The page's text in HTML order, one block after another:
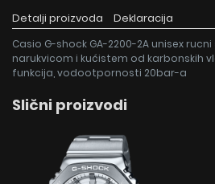
Detalji proizvoda Deklaracija
Casio G-shock GA-2200-2A unisex
narukvicom i kućistem od karbonskih
funkcija, vodootpornosti 20bar-a
Slični proizvodi